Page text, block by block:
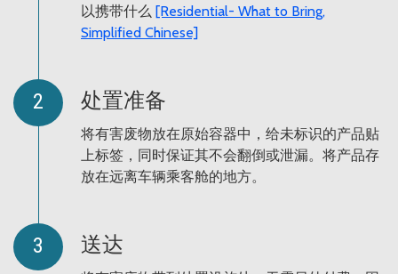
以携带什么 [Residential- What to Bring,
Simplified Chinese]
处置准备
将有害废物放在原始容器中，给未标识的产品贴
上标签，同时保证其不会翻倒或泄漏。将产品存
放在远离车辆乘客舱的地方。
送达